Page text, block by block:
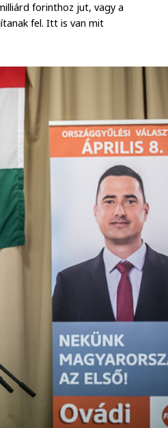
forinthoz jut, vagy a
fel. Itt is van mit